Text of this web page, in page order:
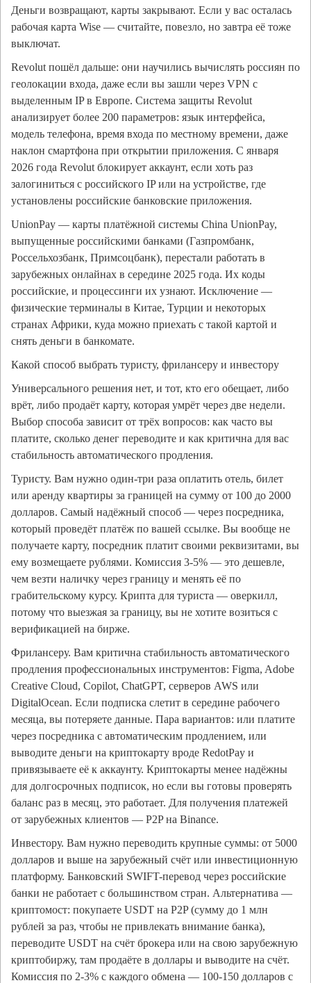
Деньги возвращают, карты закрывают. Если у вас осталась
рабочая карта Wise — считайте, повезло, но завтра её тоже
выключат.
Revolut пошёл дальше: они научились вычислять россиян по
геолокации входа, даже если вы зашли через VPN с
выделенным IP в Европе. Система защиты Revolut
анализирует более 200 параметров: язык интерфейса,
модель телефона, время входа по местному времени, даже
наклон смартфона при открытии приложения. С января
2026 года Revolut блокирует аккаунт, если хоть раз
залогиниться с российского IP или на устройстве, где
установлены российские банковские приложения.
UnionPay — карты платёжной системы China UnionPay,
выпущенные российскими банками (Газпромбанк,
Россельхозбанк, Примсоцбанк), перестали работать в
зарубежных онлайнах в середине 2025 года. Их коды
российские, и процессинги их узнают. Исключение —
физические терминалы в Китае, Турции и некоторых
странах Африки, куда можно приехать с такой картой и
снять деньги в банкомате.
Какой способ выбрать туристу, фрилансеру и инвестору
Универсального решения нет, и тот, кто его обещает, либо
врёт, либо продаёт карту, которая умрёт через две недели.
Выбор способа зависит от трёх вопросов: как часто вы
платите, сколько денег переводите и как критична для вас
стабильность автоматического продления.
Туристу. Вам нужно один-три раза оплатить отель, билет
или аренду квартиры за границей на сумму от 100 до 2000
долларов. Самый надёжный способ — через посредника,
который проведёт платёж по вашей ссылке. Вы вообще не
получаете карту, посредник платит своими реквизитами, вы
ему возмещаете рублями. Комиссия 3-5% — это дешевле,
чем везти наличку через границу и менять её по
грабительскому курсу. Крипта для туриста — оверкилл,
потому что выезжая за границу, вы не хотите возиться с
верификацией на бирже.
Фрилансеру. Вам критична стабильность автоматического
продления профессиональных инструментов: Figma, Adobe
Creative Cloud, Copilot, ChatGPT, серверов AWS или
DigitalOcean. Если подписка слетит в середине рабочего
месяца, вы потеряете данные. Пара вариантов: или платите
через посредника с автоматическим продлением, или
выводите деньги на криптокарту вроде RedotPay и
привязываете её к аккаунту. Криптокарты менее надёжны
для долгосрочных подписок, но если вы готовы проверять
баланс раз в месяц, это работает. Для получения платежей
от зарубежных клиентов — P2P на Binance.
Инвестору. Вам нужно переводить крупные суммы: от 5000
долларов и выше на зарубежный счёт или инвестиционную
платформу. Банковский SWIFT-перевод через российские
банки не работает с большинством стран. Альтернатива —
криптомост: покупаете USDT на P2P (сумму до 1 млн
рублей за раз, чтобы не привлекать внимание банка),
переводите USDT на счёт брокера или на свою зарубежную
криптобиржу, там продаёте в доллары и выводите на счёт.
Комиссия по 2-3% с каждого обмена — 100-150 долларов с